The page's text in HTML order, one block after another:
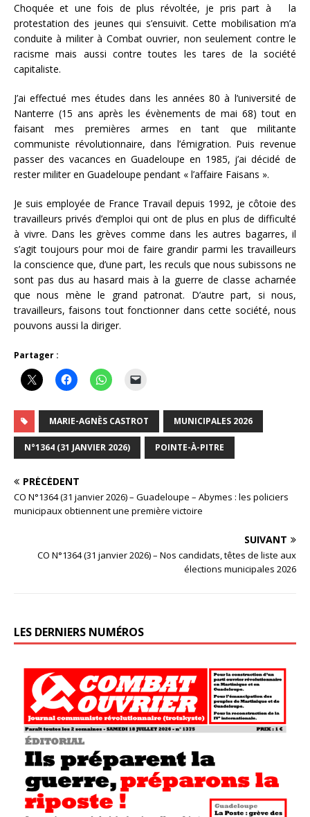
Choquée et une fois de plus révoltée, je pris part à la
protestation des jeunes qui s’ensuivit. Cette mobilisation m’a
conduite à militer à Combat ouvrier, non seulement contre le
racisme mais aussi contre toutes les tares de la société
capitaliste.
J’ai effectué mes études dans les années 80 à l’université de
Nanterre (15 ans après les évènements de mai 68) tout en
faisant mes premières armes en tant que militante
communiste révolutionnaire, dans l’émigration. Puis revenue
passer des vacances en Guadeloupe en 1985, j’ai décidé de
rester militer en Guadeloupe pendant « l’affaire Faisans ».
Je suis employée de France Travail depuis 1992, je côtoie des
travailleurs privés d’emploi qui ont de plus en plus de difficulté
à vivre. Dans les grèves comme dans les autres bagarres, il
s’agit toujours pour moi de faire grandir parmi les travailleurs
la conscience que, d’une part, les reculs que nous subissons ne
sont pas dus au hasard mais à la guerre de classe acharnée
que nous mène le grand patronat. D’autre part, si nous,
travailleurs, faisons tout fonctionner dans cette société, nous
pouvons aussi la diriger.
Partager :
MARIE-AGNÈS CASTROT MUNICIPALES 2026
N°1364 (31 JANVIER 2026) POINTE-À-PITRE
PRÉCÉDENT
CO N°1364 (31 janvier 2026) – Guadeloupe – Abymes : les policiers
municipaux obtiennent une première victoire
SUIVANT
CO N°1364 (31 janvier 2026) – Nos candidats, têtes de liste aux
élections municipales 2026
LES DERNIERS NUMÉROS